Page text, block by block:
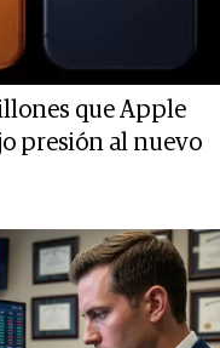
que Apple
presión al nuevo